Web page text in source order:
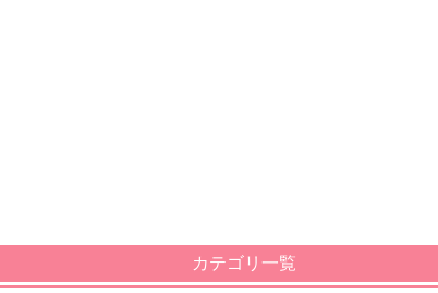
カテゴリ一覧